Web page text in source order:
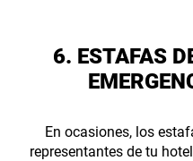
6. ESTAFAS
En ocasiones, los
representantes de tu